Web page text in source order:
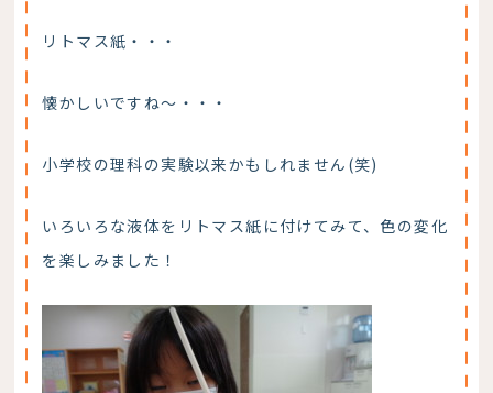
リトマス紙・・・
懐かしいですね～・・・
小学校の理科の実験以来かもしれません(笑)
いろいろな液体をリトマス紙に付けてみて、色の変化
を楽しみました！